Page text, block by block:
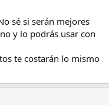
sé si serán mejores
y lo podrás usar con
te costarán lo mismo